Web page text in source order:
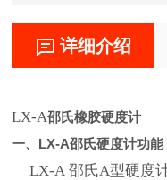
详细介绍
LX-A邵氏橡胶硬度计
一、LX-A邵氏硬度计功能
LX-A 邵氏A型硬度